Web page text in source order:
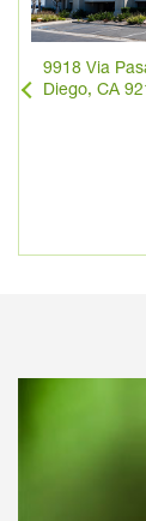
9918 Via
Diego, CA